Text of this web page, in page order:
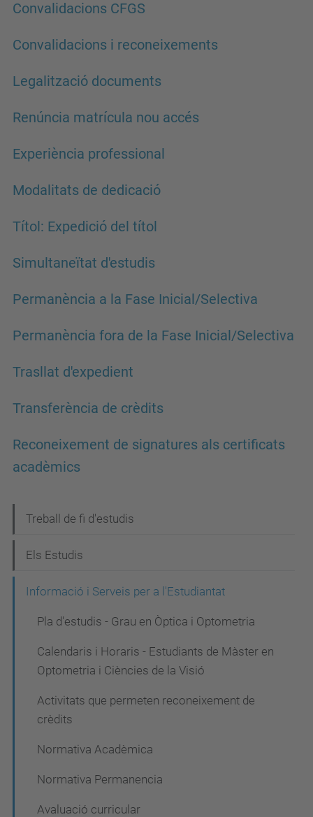
Convalidacions CFGS
Convalidacions i reconeixements
Legalització documents
Renúncia matrícula nou accés
Experiència professional
Modalitats de dedicació
Títol: Expedició del títol
Simultaneïtat d'estudis
Permanència a la Fase Inicial/Selectiva
Permanència fora de la Fase Inicial/Selectiva
Trasllat d'expedient
Transferència de crèdits
Reconeixement de signatures als certificats
acadèmics
a
v
Treball de fi d'estudis
Els Estudis
Informació i Serveis per a l'Estudiantat
Pla d'estudis - Grau en Òptica i Optometria
Calendaris i Horaris - Estudiants de Màster en
Optometria i Ciències de la Visió
Activitats que permeten reconeixement de
crèdits
Normativa Acadèmica
Normativa Permanencia
Avaluació curricular